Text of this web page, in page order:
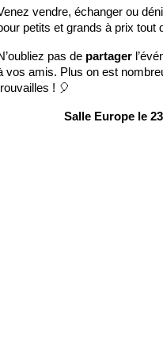
vendre, échanger ou
petits et grands à prix tout
pas de partager
vos amis. Plus on est
! 🎈
Salle Europe le